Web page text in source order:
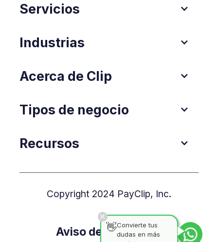
Servicios
Industrias
Acerca de Clip
Tipos de negocio
Recursos
Copyright 2024 PayClip, Inc.
Aviso de Privacidad
👋Convierte tus
dudas en más